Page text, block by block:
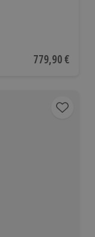
Aktueller Preis
779,90 €